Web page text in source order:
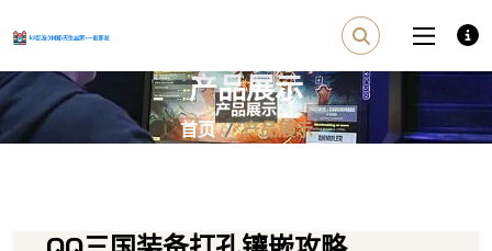
产品展示
首页 产品展示